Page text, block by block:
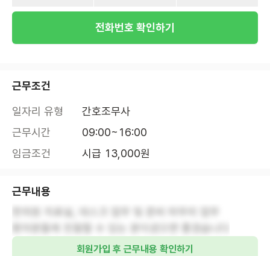
전화번호 확인하기
근무조건
일자리 유형
간호조무사
근무시간
09:00~16:00
임금조건
시급 13,000원
근무내용
한의원 치료실, 데스크 업무 및 준비 마무리 업무
회원가입 후 근무내용 확인하기